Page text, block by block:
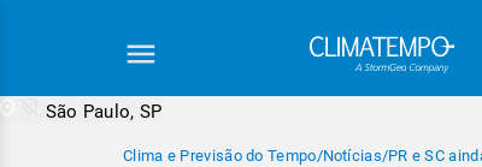
São Paulo, SP
Clima e Previsão do Tempo/Notícias/PR e SC